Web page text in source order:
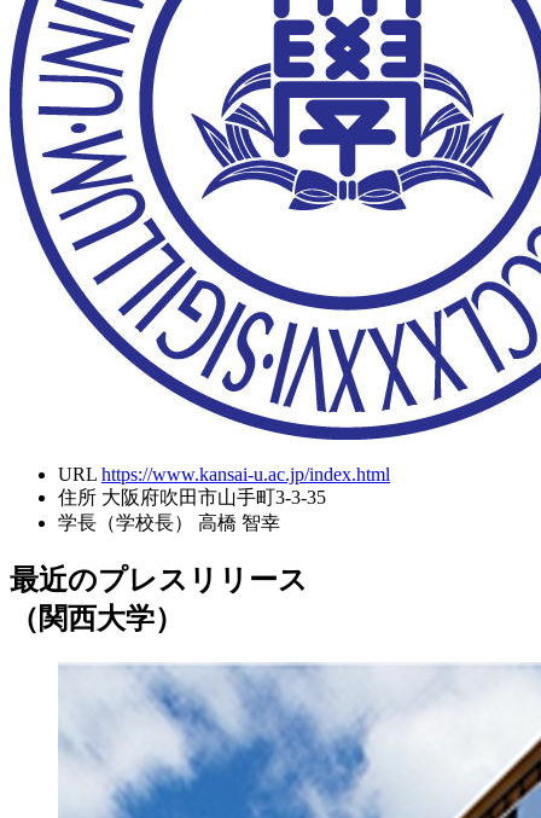
URL https://www.kansai-u.ac.jp/index.html
住所 大阪府吹田市山手町3-3-35
学長（学校長）
高橋 智幸
最近のプレスリリース
（関西大学）